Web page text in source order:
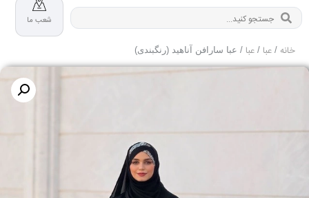
شعب ما
خانه / عبا / عبا / عبا سارافن آناهید (رنگبندی)